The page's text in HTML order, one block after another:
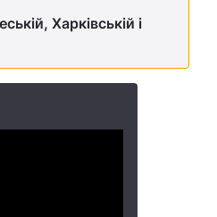
Харківській і